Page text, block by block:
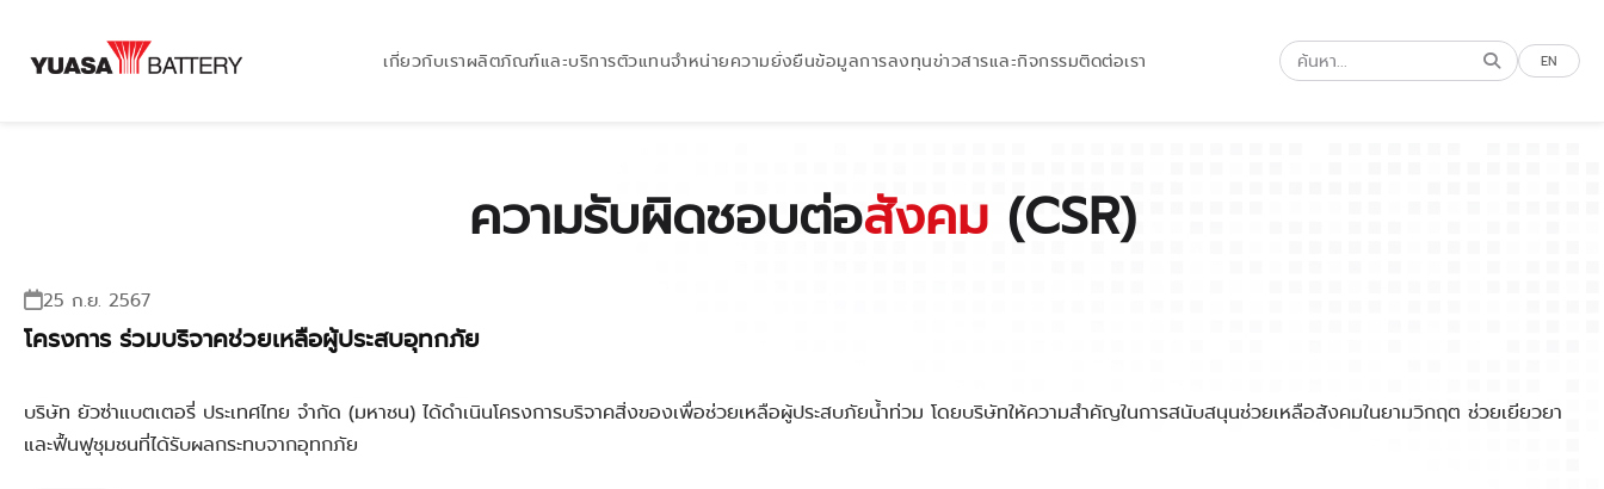
เกี่ยวกับเราผลิตภัณฑ์และบริการตัวแทนจำหน่ายความยั่งยืนข้อมูลการลงทุนข่าวสารและกิจกรรมติดต่อเรา EN
ความรับผิดชอบต่อสังคม(CSR)
25 ก.ย. 2567
โครงการ ร่วมบริจาคช่วยเหลือผู้ประสบอุทกภัย
บริษัท ยัวซ่าแบตเตอรี่ ประเทศไทย จำกัด (มหาชน) ได้ดำเนินโครงการบริจาคสิ่งของเพื่อช่วยเหลือผู้ประสบภัยน้ำท่วม โดยบริษัทให้ความสำคัญในการสนับสนุนช่วยเหลือสังคมในยามวิกฤต ช่วยเยียวยา
และฟื้นฟูชุมชนที่ได้รับผลกระทบจากอุทกภัย